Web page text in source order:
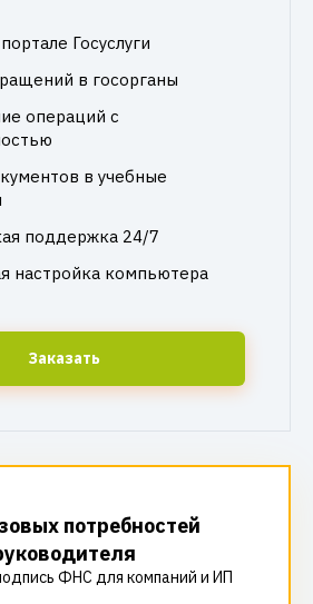
Госуслуги
в госорганы
операций с
в учебные
поддержка 24/7
настройка компьютера
Заказать
потребностей
ФНС для компаний и ИП